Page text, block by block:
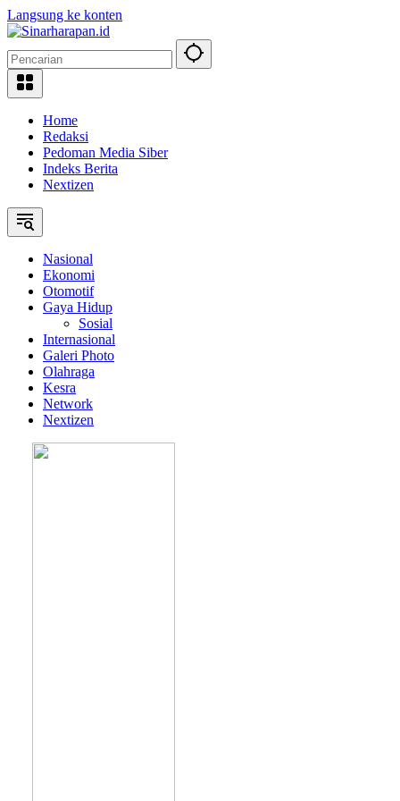
Langsung ke konten
Home
Redaksi
Pedoman Media Siber
Indeks Berita
Nextizen
Nasional
Ekonomi
Otomotif
Gaya Hidup
Sosial
Internasional
Galeri Photo
Olahraga
Kesra
Network
Nextizen